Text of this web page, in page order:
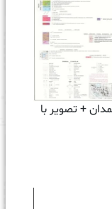
+ تصویر با